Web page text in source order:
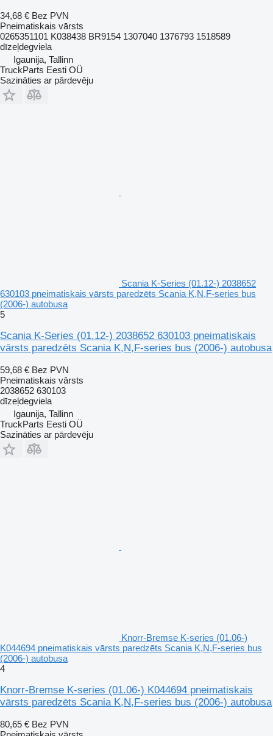
34,68 € Bez PVN
Pneimatiskais vārsts
0265351101 K038438 BR9154 1307040 1376793 1518589
dīzeļdegviela
Igaunija, Tallinn
TruckParts Eesti OÜ
Sazināties ar pārdevēju
Scania K-Series (01.12-) 2038652
630103 pneimatiskais vārsts paredzēts Scania K,N,F-series bus
(2006-) autobusa
5
Scania K-Series (01.12-) 2038652 630103 pneimatiskais
vārsts paredzēts Scania K,N,F-series bus (2006-) autobusa
59,68 € Bez PVN
Pneimatiskais vārsts
2038652 630103
dīzeļdegviela
Igaunija, Tallinn
TruckParts Eesti OÜ
Sazināties ar pārdevēju
Knorr-Bremse K-series (01.06-)
K044694 pneimatiskais vārsts paredzēts Scania K,N,F-series bus
(2006-) autobusa
4
Knorr-Bremse K-series (01.06-) K044694 pneimatiskais
vārsts paredzēts Scania K,N,F-series bus (2006-) autobusa
80,65 € Bez PVN